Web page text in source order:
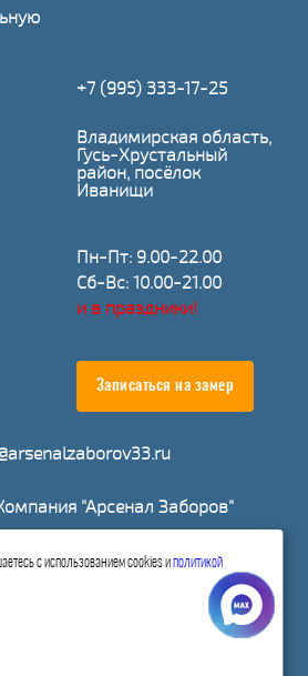
+7 (995) 333-17-25
Владимирская область,
Гусь-Хрустальный
район, посёлок
Иванищи
Пн-Пт: 9.00-22.00
Сб-Вс: 10.00-21.00
и в праздники!
Записаться на замер
"Арсенал Заборов"
стоимость
конфиденциальности
с использованием cookies иполитикой